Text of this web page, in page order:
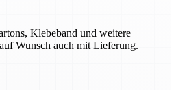
Klebeband und weitere
Wunsch auch mit Lieferung.